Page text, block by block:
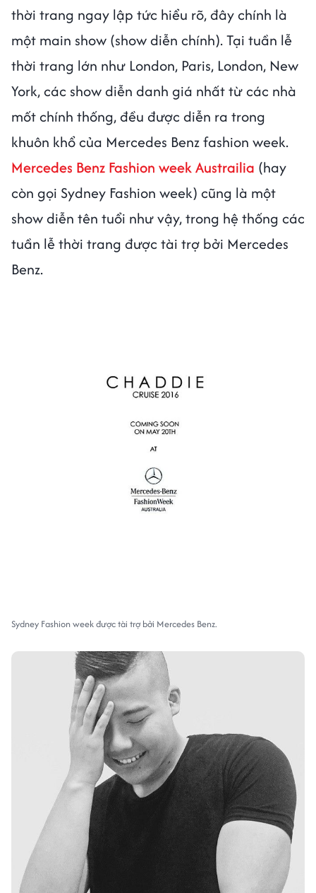
thời trang ngay lập tức hiểu rõ, đây chính là
một main show (show diễn chính). Tại tuần lễ
thời trang lớn như London, Paris, London, New
York, các show diễn danh giá nhất từ các nhà
mốt chính thống, đều được diễn ra trong
khuôn khổ của Mercedes Benz fashion week.
Mercedes Benz Fashion week Austrailia (hay
còn gọi Sydney Fashion week) cũng là một
show diễn tên tuổi như vậy, trong hệ thống các
tuần lễ thời trang được tài trợ bởi Mercedes
Benz.
Sydney Fashion week được tài trợ bởi Mercedes Benz.